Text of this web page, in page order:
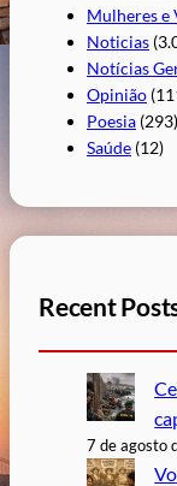
Mulheres e
Noticias
Notícias
Opinião
Poesia (293)
Saúde (12)
Recent
7 de agosto